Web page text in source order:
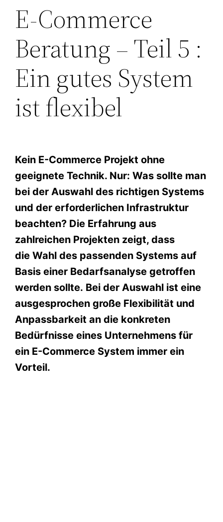
E-Commerce
Beratung – Teil 5 :
Ein gutes System
ist flexibel
Kein E-Commerce Projekt ohne
geeignete Technik. Nur: Was sollte man
bei der Auswahl des richtigen Systems
und der erforderlichen Infrastruktur
beachten? Die Erfahrung aus
zahlreichen Projekten zeigt, dass
die Wahl des passenden Systems auf
Basis einer Bedarfsanalyse getroffen
werden sollte. Bei der Auswahl ist eine
ausgesprochen große Flexibilität und
Anpassbarkeit an die konkreten
Bedürfnisse eines Unternehmens für
ein E-Commerce System immer ein
Vorteil.